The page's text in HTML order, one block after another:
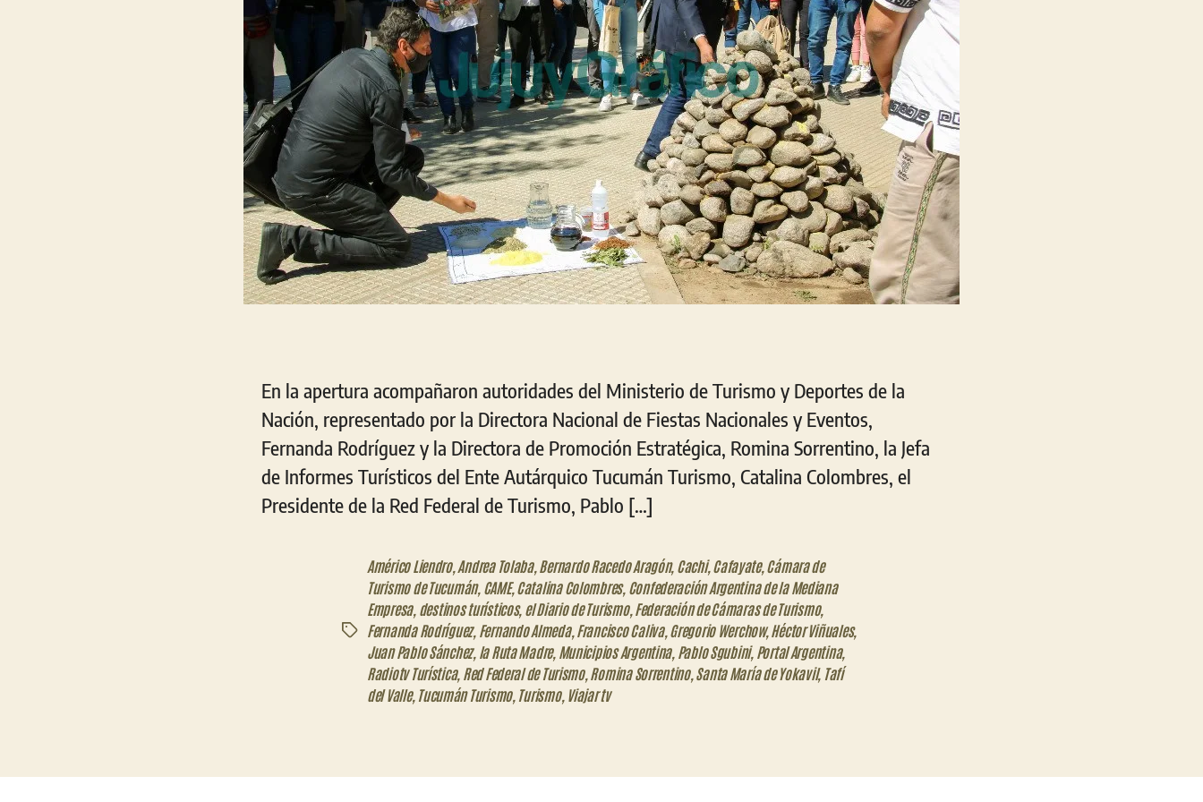
En la apertura acompañaron autoridades del Ministerio de Turismo y Deportes de la
Nación, representado por la Directora Nacional de Fiestas Nacionales y Eventos,
Fernanda Rodríguez y la Directora de Promoción Estratégica, Romina Sorrentino, la Jefa
de Informes Turísticos del Ente Autárquico Tucumán Turismo, Catalina Colombres, el
Presidente de la Red Federal de Turismo, Pablo […]
Etiquetas
Américo Liendro, Andrea Tolaba, Bernardo Racedo Aragón, Cachi, Cafayate, Cámara de
Turismo de Tucumán, CAME, Catalina Colombres, Confederación Argentina de la Mediana
Empresa, destinos turísticos, el Diario de Turismo, Federación de Cámaras de Turismo,
Fernanda Rodríguez, Fernando Almeda, Francisco Caliva, Gregorio Werchow, Héctor Viñuales,
Juan Pablo Sánchez, la Ruta Madre, Municipios Argentina, Pablo Sgubini, Portal Argentina,
Radiotv Turística, Red Federal de Turismo, Romina Sorrentino, Santa María de Yokavil, Tafí
del Valle, Tucumán Turismo, Turismo, Viajar tv